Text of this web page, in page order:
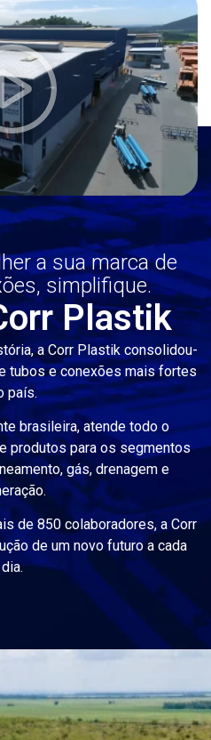
a sua marca de
simplifique.
Plastik
a Corr Plastik consolidou-
tubos e conexões mais fortes
país.
brasileira, atende todo o
produtos para os segmentos
gás, drenagem e
de 850 colaboradores, a Corr
de um novo futuro a cada
dia.